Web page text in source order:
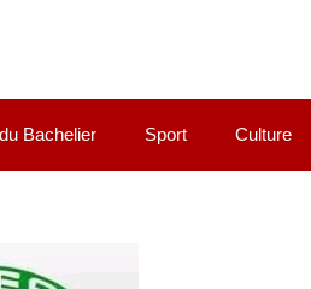
Bachelier Sport Culture